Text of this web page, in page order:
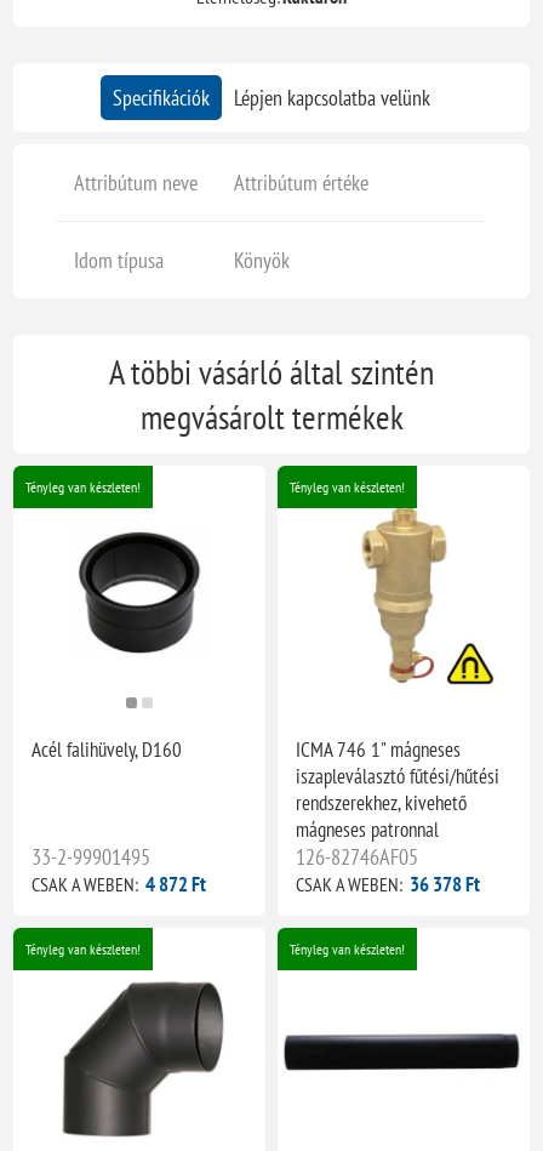
Specifikációk Lépjen kapcsolatba velünk
Attribútum neve Attribútum értéke
Idom típusa Könyök
A többi vásárló által szintén
megvásárolt termékek
Tényleg van készleten!
Acél falihüvely, D160
33-2-99901495
CSAK A WEBEN: 4 872 Ft
Tényleg van készleten!
ICMA 746 1" mágneses
iszapleválasztó fűtési/hűtési
rendszerekhez, kivehető
mágneses patronnal
126-82746AF05
CSAK A WEBEN: 36 378 Ft
Tényleg van készleten! Tényleg van készleten!